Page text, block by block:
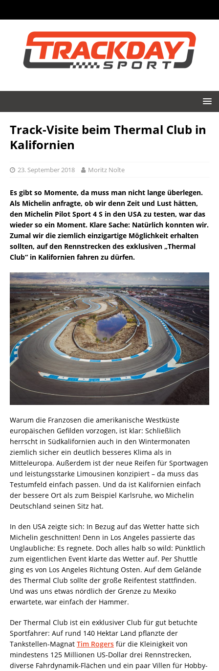
Track-Visite beim Thermal Club in
Kalifornien
23. September 2018 Moritz Nolte
Es gibt so Momente, da muss man nicht lange überlegen.
Als Michelin anfragte, ob wir denn Zeit und Lust hätten,
den Michelin Pilot Sport 4 S in den USA zu testen, war das
wieder so ein Moment. Klare Sache: Natürlich konnten wir.
Zumal wir die ziemlich einzigartige Möglichkeit erhalten
sollten, auf den Rennstrecken des exklusiven „Thermal
Club“ in Kalifornien fahren zu dürfen.
Warum die Franzosen die amerikanische Westküste
europäischen Gefilden vorzogen, ist klar: Schließlich
herrscht in Südkalifornien auch in den Wintermonaten
ziemlich sicher ein deutlich besseres Klima als in
Mitteleuropa. Außerdem ist der neue Reifen für Sportwagen
und leistungsstarke Limousinen konzipiert – da muss das
Testumfeld einfach passen. Und da ist Kalifornien einfach
der bessere Ort als zum Beispiel Karlsruhe, wo Michelin
Deutschland seinen Sitz hat.
In den USA zeigte sich: In Bezug auf das Wetter hatte sich
Michelin geschnitten! Denn in Los Angeles passierte das
Unglaubliche: Es regnete. Doch alles halb so wild: Pünktlich
zum eigentlichen Event klarte das Wetter auf. Per Shuttle
ging es von Los Angeles Richtung Osten. Auf dem Gelände
des Thermal Club sollte der große Reifentest stattfinden.
Und was uns etwas nördlich der Grenze zu Mexiko
erwartete, war einfach der Hammer.
Der Thermal Club ist ein exklusiver Club für gut betuchte
Sportfahrer: Auf rund 140 Hektar Land pflanzte der
Tankstellen-Magnat Tim Rogers für die Kleinigkeit von
mindestens 125 Millionen US-Dollar drei Rennstrecken,
diverse Fahrdynamik-Flächen und ein paar Villen für Hobby-